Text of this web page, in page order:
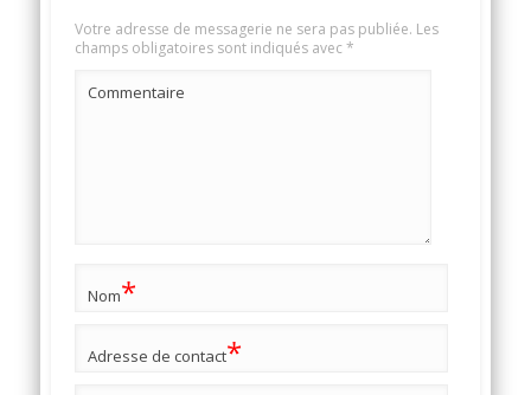
Votre adresse de messagerie ne sera pas publiée. Les
champs obligatoires sont indiqués avec*
Commentaire
Nom*
Adresse de contact*